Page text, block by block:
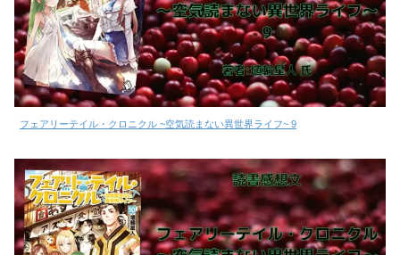
フェアリーテイル・クロニクル ~空気読まない異世界ライフ~ 9